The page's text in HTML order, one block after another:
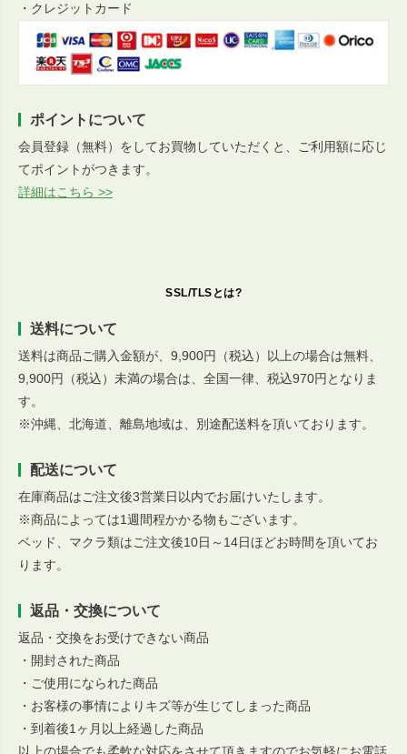
・クレジットカード
ポイントについて
会員登録（無料）をしてお買物していただくと、ご利用額に応じ
てポイントがつきます。
詳細はこちら >>
SSL/TLSとは?
送料について
送料は商品ご購入金額が、9,900円（税込）以上の場合は無料、
9,900円（税込）未満の場合は、全国一律、税込970円となりま
す。
※沖縄、北海道、離島地域は、別途配送料を頂いております。
配送について
在庫商品はご注文後3営業日以内でお届けいたします。
※商品によっては1週間程かかる物もございます。
ベッド、マクラ類はご注文後10日～14日ほどお時間を頂いてお
ります。
返品・交換について
返品・交換をお受けできない商品
・開封された商品
・ご使用になられた商品
・お客様の事情によりキズ等が生じてしまった商品
・到着後1ヶ月以上経過した商品